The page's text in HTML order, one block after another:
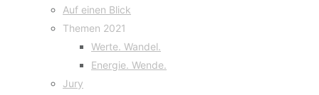
Auf einen Blick
Themen 2021
Werte. Wandel.
Energie. Wende.
Jury